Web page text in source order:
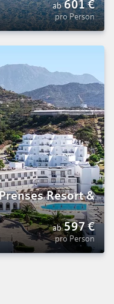
ab 601€
pro Person
Resort &
ab 597€
pro Person